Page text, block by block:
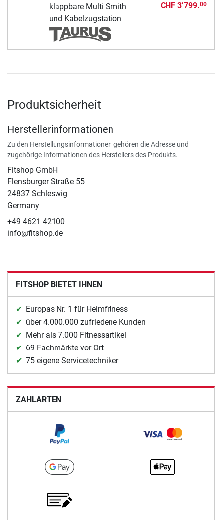
klappbare Multi Smith
und Kabelzugstation
CHF 3’799.00
Produktsicherheit
Herstellerinformationen
Zu den Herstellungsinformationen gehören die Adresse und
zugehörige Informationen des Herstellers des Produkts.
Fitshop GmbH
Flensburger Straße 55
24837 Schleswig
Germany
+49 4621 42100
info@fitshop.de
FITSHOP BIETET IHNEN
Europas Nr. 1 für Heimfitness
über 4.000.000 zufriedene Kunden
Mehr als 7.000 Fitnessartikel
69 Fachmärkte vor Ort
75 eigene Servicetechniker
ZAHLARTEN